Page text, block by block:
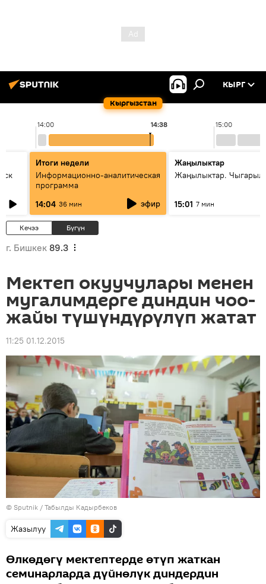
Кыргызстан
КЫРГ
14:00 15:00
14:38
Итоги недели
Информационно-аналитическая
программа
14:04 36 мин эфир
Жаңылыктар
Жаңылыктар.
15:01 7 мин
Кечээ Бүгүн
г. Бишкек 89.3
Мектеп окуучулары менен
мугалимдерге диндин чоо-
жайы түшүндүрүлүп жатат
11:25 01.12.2015
© Sputnik / Табылды Кадырбеков
Жазылуу
Өлкөдөгү мектептерде өтүп жаткан
семинарларда дүйнөлүк диндердин